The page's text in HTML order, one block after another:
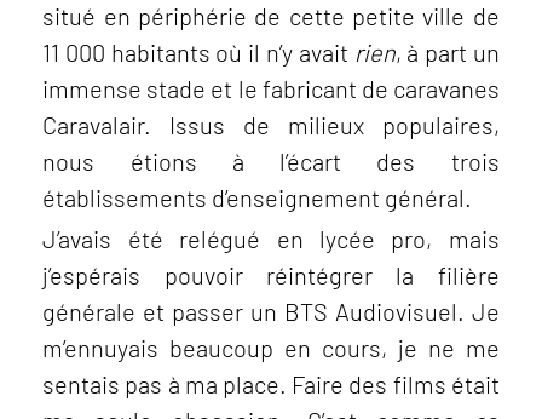
situé en périphérie de cette petite ville de
11 000 habitants où il n’y avait rien, à part un
immense stade et le fabricant de caravanes
Caravalair. Issus de milieux populaires,
nous étions à l’écart des trois
établissements d’enseignement général.
J’avais été relégué en lycée pro, mais
j’espérais pouvoir réintégrer la filière
générale et passer un BTS Audiovisuel. Je
m’ennuyais beaucoup en cours, je ne me
sentais pas à ma place. Faire des films était